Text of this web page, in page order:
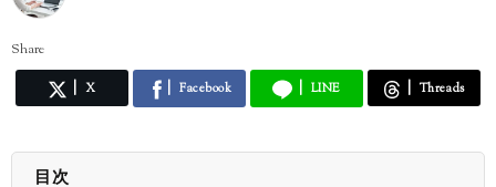
Share
X Facebook LINE Threads
目次